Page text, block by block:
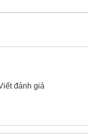
thế chống cháy 3
đánh giá